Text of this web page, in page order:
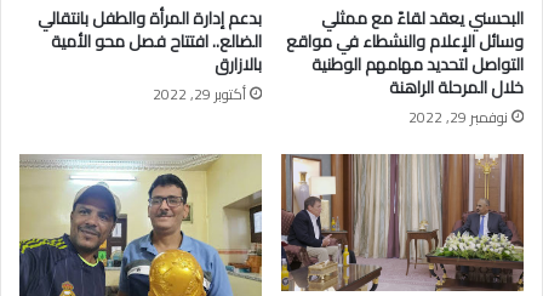
البحسني يعقد لقاءً مع ممثلي
وسائل الإعلام والنشطاء في مواقع
التواصل لتحديد مهامهم الوطنية
خلال المرحلة الراهنة
نوفمبر 29, 2022
بدعم إدارة المرأة والطفل بانتقالي
الضالع.. افتتاح فصل محو الأمية
بالازارق
أكتوبر 29, 2022